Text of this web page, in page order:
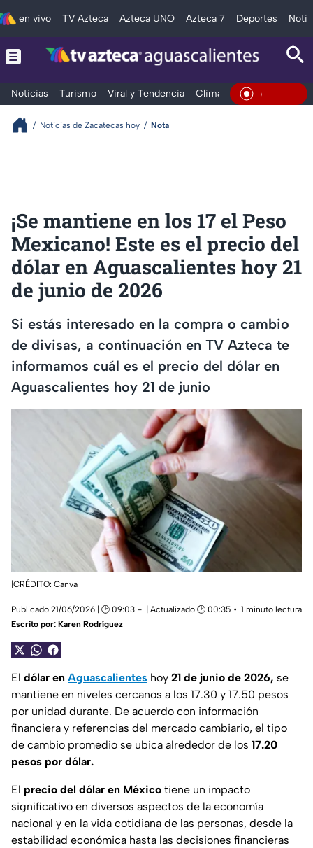
en vivo TV Azteca Azteca UNO Azteca 7 Deportes
Noticias Turismo Viral y Tendencia Clima Deportes En
Noticias de Zacatecas hoy Nota
¡Se mantiene en los 17 el Peso
Mexicano! Este es el precio del
dólar en Aguascalientes hoy 21
de junio de 2026
Si estás interesado en la compra o cambio
de divisas, a continuación en TV Azteca te
informamos cuál es el precio del dólar en
Aguascalientes hoy 21 de junio
|CRÉDITO: Canva
Publicado 21/06/2026 | 🕑 09:03 | Actualizado 🕑 00:35
1 minuto lectura
Escrito por: Karen Rodríguez
El dólar en Aguascalientes hoy 21 de junio de 2026, se
mantiene en niveles cercanos a los 17.30 y 17.50 pesos
por unidad durante. De acuerdo con información
financiera y referencias del mercado cambiario, el tipo
de cambio promedio se ubica alrededor de los 17.20
pesos por dólar.
El precio del dólar en México tiene un impacto
significativo en diversos aspectos de la economía
nacional y en la vida cotidiana de las personas, desde la
estabilidad económica hasta las decisiones financieras